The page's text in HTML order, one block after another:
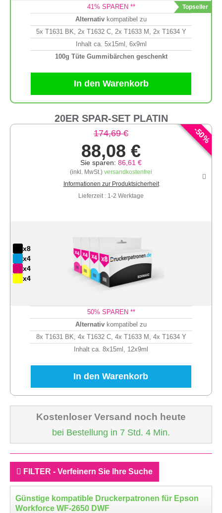
41% SPAREN **
Alternativ kompatibel zu
5x T1631 BK, 2x T1632 C, 2x T1633 M, 2x T1634 Y
Inhalt ca. 5x15ml, 6x9ml
100g Tüte Gummibärchen geschenkt
In den Warenkorb
20ER SPAR-SET PLATIN
-
50
%
174,69 €
88,08 €
Sie sparen: 86,61 €
(inkl. MwSt.) versandkostenfrei
Informationen zur Produktsicherheit
Lieferzeit : 1-2 Werktage
x8
x4
x4
x4
50% SPAREN **
Alternativ kompatibel zu
8x T1631 BK, 4x T1632 C, 4x T1633 M, 4x T1634 Y
Inhalt ca. 8x15ml, 12x9ml
In den Warenkorb
Kostenloser Versand noch heute
bei Bestellung in 7 Std. 4 Min.
FILTER - Verfeinern Sie Ihre Suche
Günstige kompatible Druckerpatronen für Epson
Workforce WF-2650 DWF